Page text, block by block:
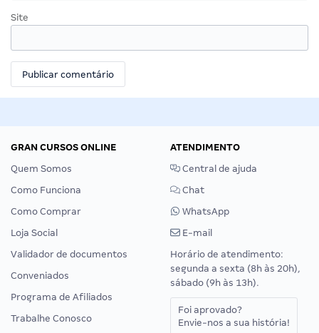
Site
GRAN CURSOS ONLINE
Quem Somos
Como Funciona
Como Comprar
Loja Social
Validador de documentos
Conveniados
Programa de Afiliados
Trabalhe Conosco
ATENDIMENTO
Central de ajuda
Chat
WhatsApp
E-mail
Horário de atendimento:
segunda a sexta (8h às 20h),
sábado (9h às 13h).
Foi aprovado?
Envie-nos a sua história!